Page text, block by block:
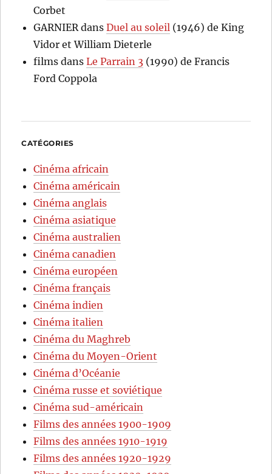
Corbet
GARNIER dansDuel au soleil (1946) de King
Vidor et William Dieterle
films dansLe Parrain 3 (1990) de Francis
Ford Coppola
CATÉGORIES
Cinéma africain
Cinéma américain
Cinéma anglais
Cinéma asiatique
Cinéma australien
Cinéma canadien
Cinéma européen
Cinéma français
Cinéma indien
Cinéma italien
Cinéma du Maghreb
Cinéma du Moyen-Orient
Cinéma d’Océanie
Cinéma russe et soviétique
Cinéma sud-américain
Films des années 1900-1909
Films des années 1910-1919
Films des années 1920-1929